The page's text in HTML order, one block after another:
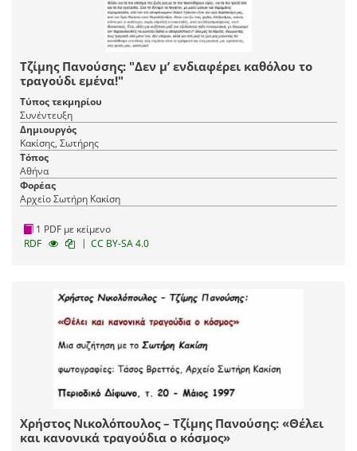
Τζίμης Πανούσης: "Δεν μ’ ενδιαφέρει καθόλου το
τραγούδι εμένα!"
Τύπος τεκμηρίου
Συνέντευξη
Δημιουργός
Κακίσης, Σωτήρης
Τόπος
Αθήνα
Φορέας
Αρχείο Σωτήρη Κακίση
1 PDF με κείμενο
RDF
| CC BY-SA 4.0
Χρήστος Νικολόπουλος – Τζίμης Πανούσης: «Θέλει
και κανονικά τραγούδια ο κόσμος»